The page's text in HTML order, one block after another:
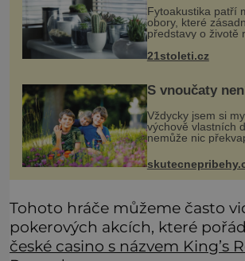
Fytoakustika patří
obory, které
představy o životě
několika
považovány za
21stoleti.cz
S vnoučaty
Vždycky jsem si
výchově vlastních
nemůže nic
Jenže vnoučata
opaku. Můj syn mi
na hlídání
Tohoto hráče můžeme často
pokerových akcích, které
české casino s názvem King’s